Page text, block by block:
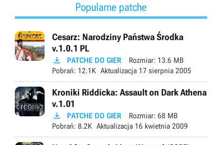
Popularne patche
Cesarz: Narodziny Państwa Środka
v.1.0.1 PL
 PATCHE DO GIER Rozmiar: 13.6 MB
Pobrań: 12.1K Aktualizacja 17 sierpnia 2005
Kroniki Riddicka: Assault on Dark Athena
v.1.01
 PATCHE DO GIER Rozmiar: 68 MB
Pobrań: 8.2K Aktualizacja 16 kwietnia 2009